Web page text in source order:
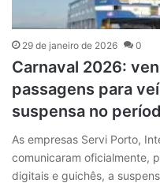
29 de janeiro de 2026 0
Carnaval 2026:
passagens para
suspensa no
As empresas Servi Porto,
comunicaram oficialmente,
digitais e guichês, a